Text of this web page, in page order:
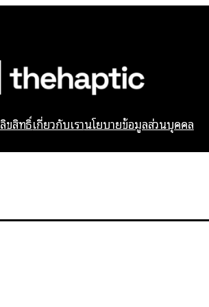
ลิขสิทธิ์เกี่ยวกับเรานโยบายข้อมูลส่วนบุคคล